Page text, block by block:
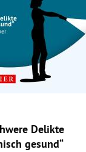
Delikte
gesund“